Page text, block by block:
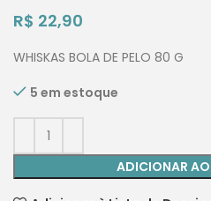
R$ 22,90
WHISKAS BOLA DE PELO 80 G
5 em estoque
ADICIONAR